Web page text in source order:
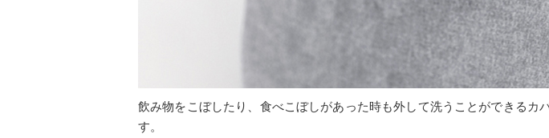
飲み物をこぼしたり、食べこぼしがあった時も外して洗うことができる
す。